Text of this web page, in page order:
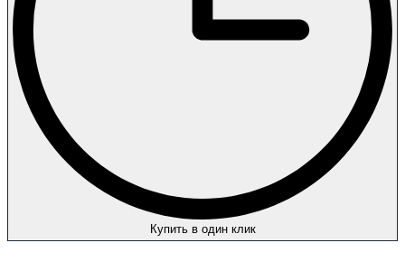
Купить в один клик